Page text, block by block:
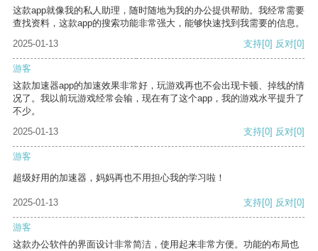
这款app就像我的私人助理，随时随地为我的办公提供帮助。我经常需要
查找资料，这款app的搜索功能非常强大，能够快速找到我需要的信息。
2025-01-13
支持[0] 反对[0]
游客
这款加速器app的加速效果非常好，玩游戏再也不会出现卡顿、掉线的情
况了。我以前玩游戏经常会输，现在有了这个app，我的游戏水平提升了
不少。
2025-01-13
支持[0] 反对[0]
游客
超级好用的加速器，妈妈再也不用担心我的学习啦！
2025-01-13 支持[0] 反对[0]
游客
这款办公软件的界面设计非常简洁，使用起来非常方便。功能的布局也